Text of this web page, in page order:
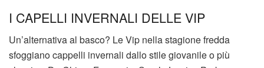
I CAPELLI INVERNALI DELLE VIP
Un’alternativa al basco? Le Vip nella stagione fredda
sfoggiano cappelli invernali dallo stile giovanile o più